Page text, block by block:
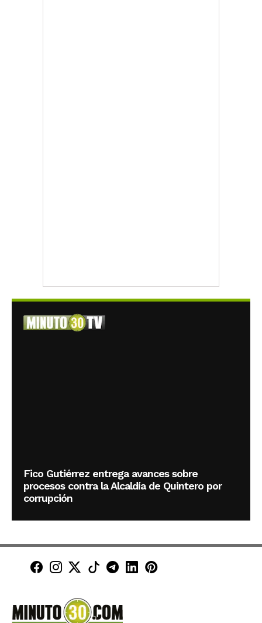
Fico Gutiérrez entrega avances sobre
procesos contra la Alcaldía de Quintero por
corrupción
Minuto30 en Facebook
Minuto30 en Instagram
Minuto30 en X (Twitter)
Minuto30 en TikTok
Canal de Minuto30 en
Minuto30 en LinkedIn
Minuto30 en